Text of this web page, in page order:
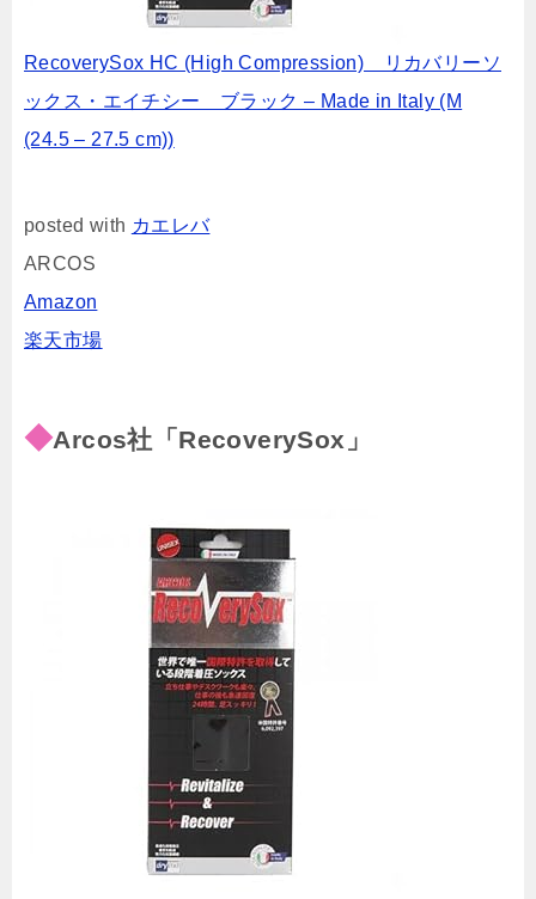
RecoverySox HC (High Compression) リカバリーソ
ックス・エイチシー ブラック – Made in Italy (M
(24.5 – 27.5 cm))
posted with カエレバ
ARCOS
Amazon
楽天市場
◆Arcos社「RecoverySox」